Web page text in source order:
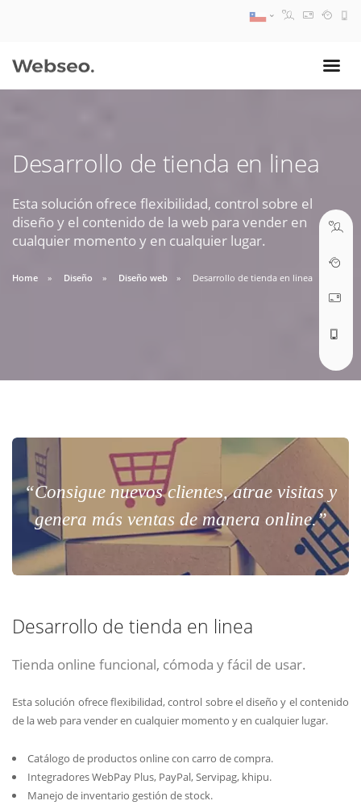
Desarrollo de tienda en linea
Esta solución ofrece flexibilidad, control sobre el
diseño y el contenido de la web para vender en
cualquier momento y en cualquier lugar.
Home Diseño Diseño web Desarrollo de tienda en linea
“Consigue nuevos clientes, atrae visitas y
genera más ventas de manera online.”
Desarrollo de tienda en linea
Tienda online funcional, cómoda y fácil de usar.
Esta solución ofrece flexibilidad, control sobre el diseño y el contenido
de la web para vender en cualquier momento y en cualquier lugar.
Catálogo de productos online con carro de compra.
Integradores WebPay Plus, PayPal, Servipag, khipu.
Manejo de inventario gestión de stock.
09:30 AM A 18:30 PM
soporte@webseo.cl
ABRIR TICKET